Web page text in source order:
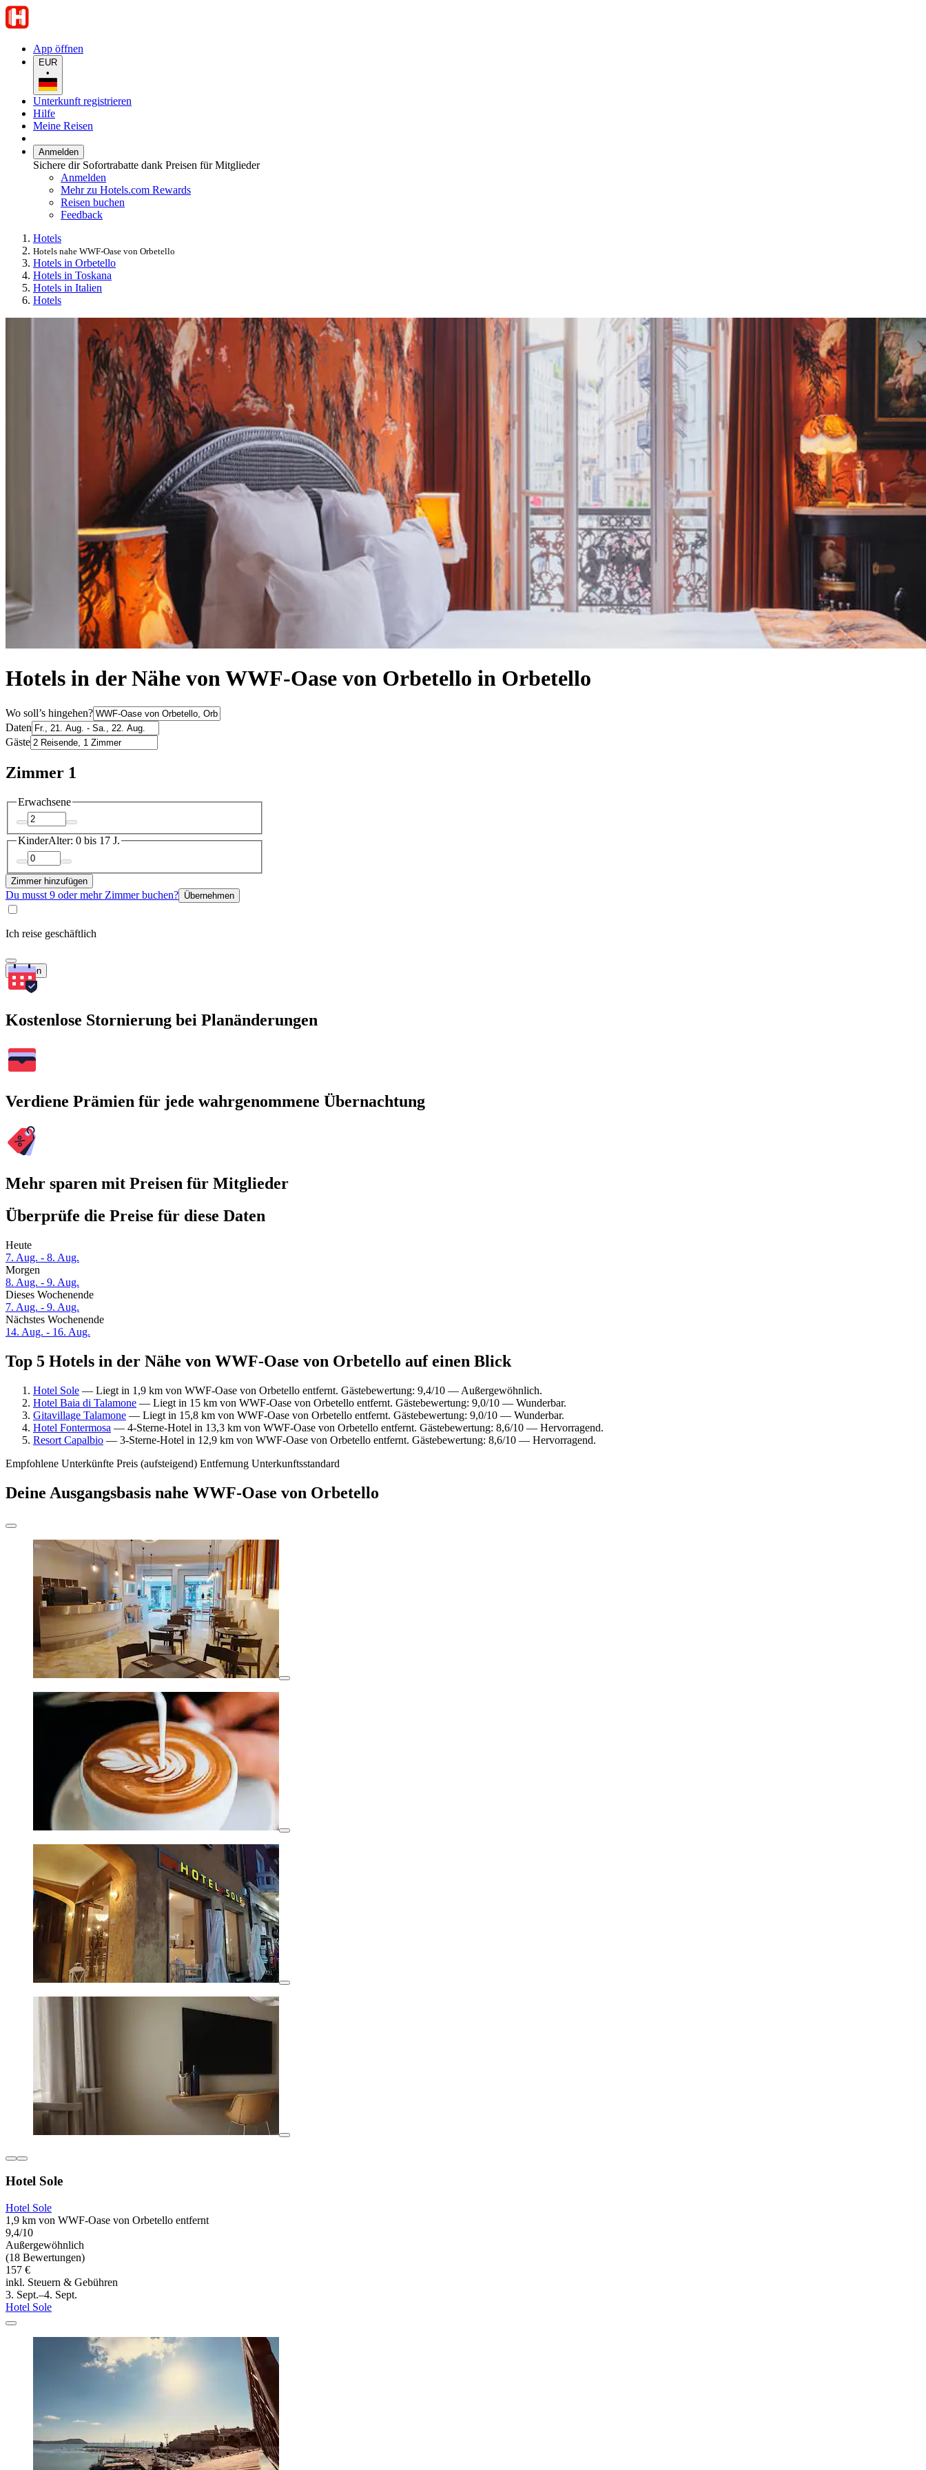
App öffnen
EUR
•
Unterkunft registrieren
Hilfe
Meine Reisen
Anmelden
Sichere dir Sofortrabatte dank Preisen für Mitglieder
Anmelden
Mehr zu Hotels.com Rewards
Reisen buchen
Feedback
Hotels
Hotels nahe WWF-Oase von Orbetello
Hotels in Orbetello
Hotels in Toskana
Hotels in Italien
Hotels
Hotels in der Nähe von WWF-Oase von Orbetello in Orbetello
Wo soll’s hingehen?
Daten
Gäste
Zimmer 1
Erwachsene
KinderAlter: 0 bis 17 J.
Zimmer hinzufügen
Du musst 9 oder mehr Zimmer buchen? Übernehmen
Ich reise geschäftlich
Suchen
Kostenlose Stornierung bei Planänderungen
Verdiene Prämien für jede wahrgenommene Übernachtung
Mehr sparen mit Preisen für Mitglieder
Überprüfe die Preise für diese Daten
Heute
7. Aug. - 8. Aug.
Morgen
8. Aug. - 9. Aug.
Dieses Wochenende
7. Aug. - 9. Aug.
Nächstes Wochenende
14. Aug. - 16. Aug.
Top 5 Hotels in der Nähe von WWF-Oase von Orbetello auf einen Blick
Hotel Sole — Liegt in 1,9 km von WWF-Oase von Orbetello entfernt. Gästebewertung: 9,4/10 — Außergewöhnlich.
Hotel Baia di Talamone — Liegt in 15 km von WWF-Oase von Orbetello entfernt. Gästebewertung: 9,0/10 — Wunderbar.
Gitavillage Talamone — Liegt in 15,8 km von WWF-Oase von Orbetello entfernt. Gästebewertung: 9,0/10 — Wunderbar.
Hotel Fontermosa — 4-Sterne-Hotel in 13,3 km von WWF-Oase von Orbetello entfernt. Gästebewertung: 8,6/10 — Hervorragend.
Resort Capalbio — 3-Sterne-Hotel in 12,9 km von WWF-Oase von Orbetello entfernt. Gästebewertung: 8,6/10 — Hervorragend.
Empfohlene Unterkünfte Preis (aufsteigend) Entfernung Unterkunftsstandard
Deine Ausgangsbasis nahe WWF-Oase von Orbetello
Hotel Sole
Hotel Sole
1,9 km von WWF-Oase von Orbetello entfernt
9,4/10
Außergewöhnlich
(18 Bewertungen)
157 €
inkl. Steuern & Gebühren
3. Sept.–4. Sept.
Hotel Sole